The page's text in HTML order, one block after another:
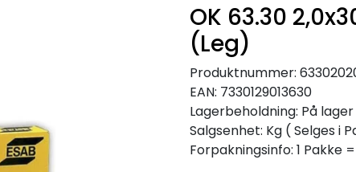
OK 63.30
(Leg)
Produktnummer:
EAN: 7330129013630
Lagerbeholdning: På lager
Salgsenhet: Kg ( Selges i
Forpakningsinfo: 1 Pakke